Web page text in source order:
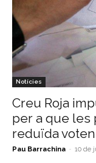
Notícies
Creu Roja
per a que les
reduïda voten
Pau Barrachina - 10 de